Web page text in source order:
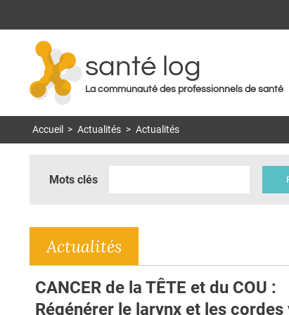
santé log
La communauté des professionnels de santé
Accueil > Actualités > Actualités
Mots clés
Actualités
CANCER de la TÊTE et du COU :
Régénérer le larynx et les cordes